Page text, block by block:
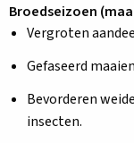
Broedseizoen
Vergroten
Gefaseerd
Bevorderen
insecten.